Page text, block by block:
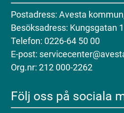
Postadress: Avesta
Besöksadress: Kungsgatan
Telefon: 0226-64 50 00
E-post:
Org.nr: 212 000-2262
Följ oss på sociala